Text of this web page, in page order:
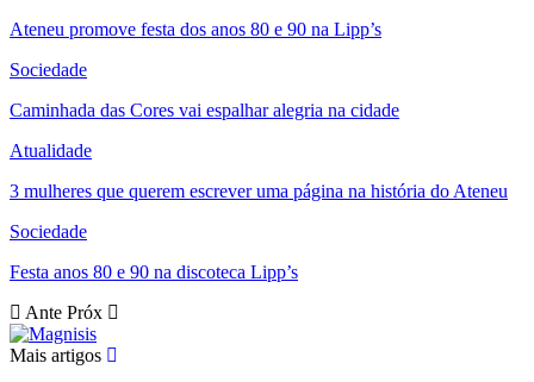
Ateneu promove festa dos anos 80 e 90 na Lipp’s
Sociedade
Caminhada das Cores vai espalhar alegria na cidade
Atualidade
3 mulheres que querem escrever uma página na história do Ateneu
Sociedade
Festa anos 80 e 90 na discoteca Lipp’s
Ante Próx
Mais artigos